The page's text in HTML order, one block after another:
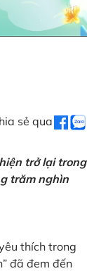
sẻ qua
trở lại trong
trăm nghìn
thích trong
đã đem đến